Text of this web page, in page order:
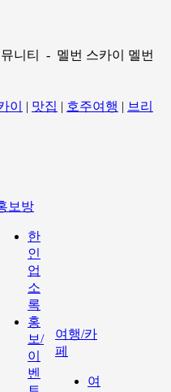
니티 - 멜번 스카이 멜번
이 | 맛집 | 호주여행 | 브리
보방
한
인
업
소
록
홍
보/
이
벤
여행/카
페
여